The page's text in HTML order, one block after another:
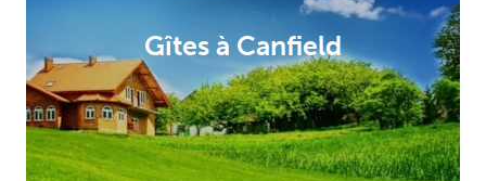
Gîtes à Canfield